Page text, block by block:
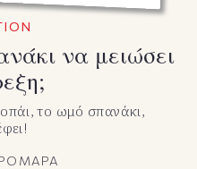
να μειώσει
το ωμό σπανάκι,